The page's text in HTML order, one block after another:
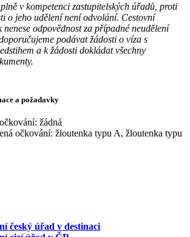
v kompetenci zastupitelských úřadů, proti
o jeho udělení není odvolání. Cestovní
odpovědnost za případné neudělení
podávat žádosti o víza s
a k žádosti dokládat všechny
a požadavky
žádná
očkování: žloutenka typu A, žloutenka typu
český úřad v destinaci